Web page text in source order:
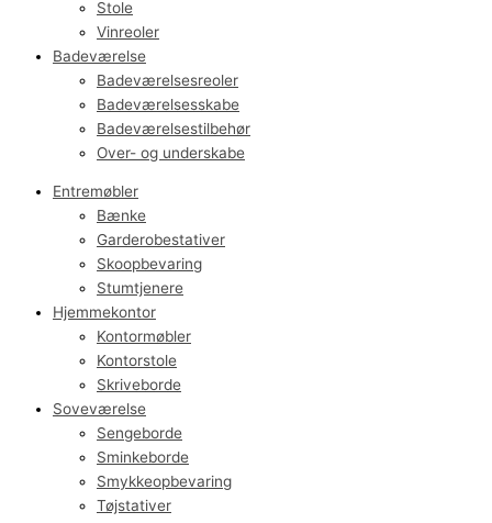
Stole
Vinreoler
Badeværelse
Badeværelsesreoler
Badeværelsesskabe
Badeværelsestilbehør
Over- og underskabe
Entremøbler
Bænke
Garderobestativer
Skoopbevaring
Stumtjenere
Hjemmekontor
Kontormøbler
Kontorstole
Skriveborde
Soveværelse
Sengeborde
Sminkeborde
Smykkeopbevaring
Tøjstativer